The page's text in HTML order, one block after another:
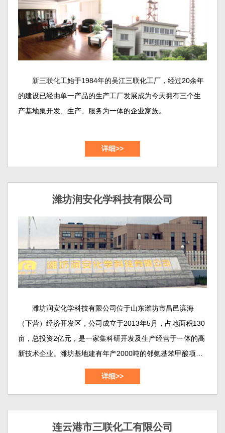
新三联化工始于1984年的吴江三联化工厂，经过20余年
的建设已经由单一产品的生产工厂发展成为今天拥有三个生
产基地集开发、生产、服务为一体的企业家族。
吴江市新三联化工有限公司和吴江市海联化工进出口有
限公司位于苏州大市的南面，紧邻上海、交通便利、风景秀
详细>>
潍坊润安化学科技有限公司
潍坊润安化学科技有限公司位于山东潍坊市昌邑滨海
（下营）经济开发区，公司成立于2013年5月，占地面积130
亩，总投资2亿元，是一家集科研开发及生产经营于一体的高
新技术企业。潍坊基地建有年产2000吨的邻氨基苯甲酸项
目、年产800吨的2,2-二硫二本甲酸（DTSA）项目、年产
1000吨的靛红酸酐(dtbc)项目，年产300吨的邻氨基苯甲酸甲
详细>>
连云港市三联化工有限公司